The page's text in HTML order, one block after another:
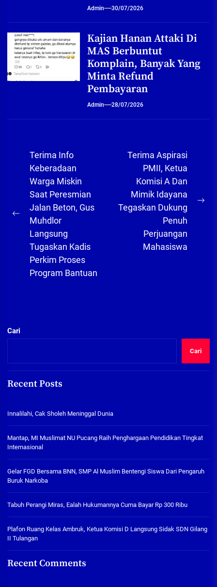
Admin 30/07/2026
Kajian Hanan Attaki Di
MAS Berbuntut
Komplain, Banyak Yang
Minta Refund
Pembayaran
Admin 28/07/2026
Navigasi
pos
Previous
post:
Terima Info
Keberadaan
Warga Miskin
Saat Peresmian
Jalan Beton, Gus
Muhdlor
Langsung
Tugaskan Kadis
Perkim Proses
Program Bantuan
Terima Aspirasi
PMII, Ketua
Komisi A Dan
Mimik Idayana
Tegaskan Dukung
Penuh
Perjuangan
Mahasiswa
Cari
Cari
Recent Posts
Innalilahi, Cak Sholeh Meninggal Dunia
Mantap, MI Muslimat NU Pucang Raih Penghargaan Pendidikan Tingkat
Internasional
Gelar FGD Bersama BNN, SMP Al Muslim Bentengi Siswa Dari Pengaruh
Buruk Narkoba
Tabuh Perangi Miras, Ealah Hukumannya Cuma Bayar Rp 300 Ribu
Plafon Ruang Kelas Ambruk, Ketua Komisi D Langsung Sidak SDN Gilang
II Tulangan
Recent Comments